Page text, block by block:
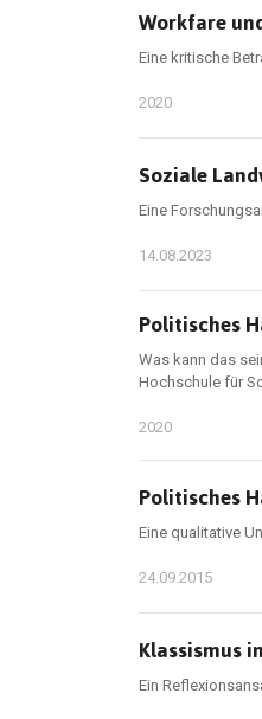
Workfare
Eine kritische
2020
Soziale
Eine
14.08.2023
Politisches
Was kann das
Hochschule für
2020
Politisches
Eine qualitative
24.09.2015
Klassismus
Ein